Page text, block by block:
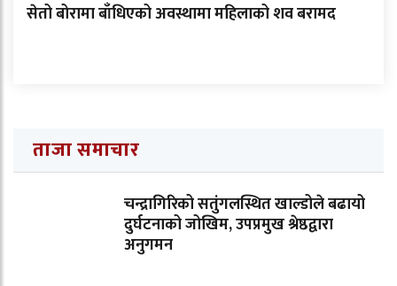
सेतो बोरामा बाँधिएको अवस्थामा महिलाको शव बरामद
ताजा समाचार
चन्द्रागिरिको सतुंगलस्थित खाल्डोले बढायो
दुर्घटनाको जोखिम, उपप्रमुख श्रेष्ठद्वारा
अनुगमन